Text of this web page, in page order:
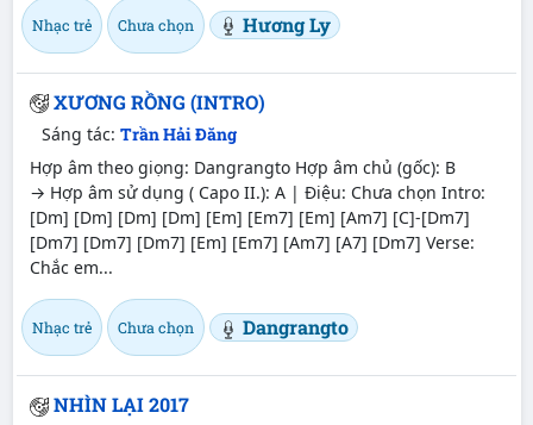
Nhạc trẻ Chưa chọn Hương Ly
XƯƠNG RỒNG (INTRO)
Sáng tác: Trần Hải Đăng
Hợp âm theo giọng: Dangrangto Hợp âm chủ (gốc): B
→ Hợp âm sử dụng ( Capo II.): A | Điệu: Chưa chọn Intro:
[Dm] [Dm] [Dm] [Dm] [Em] [Em7] [Em] [Am7] [C]-[Dm7]
[Dm7] [Dm7] [Dm7] [Em] [Em7] [Am7] [A7] [Dm7] Verse:
Chắc em...
Nhạc trẻ Chưa chọn Dangrangto
NHÌN LẠI 2017